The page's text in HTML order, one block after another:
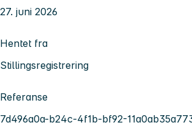
27. juni 2026
Hentet fra
Stillingsregistrering
Referanse
7d496a0a-b24c-4f1b-bf92-